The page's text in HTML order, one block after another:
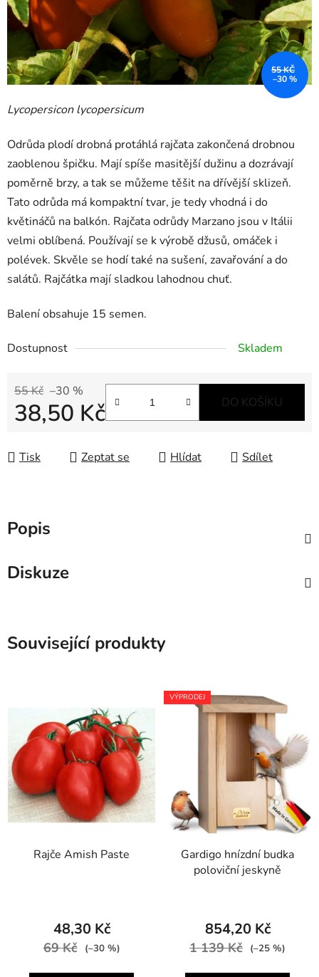
Lycopersicon lycopersicum
Odrůda plodí drobná protáhlá rajčata zakončená drobnou
zaoblenou špičku. Mají spíše masitější dužinu a dozrávají
poměrně brzy, a tak se můžeme těšit na dřívější sklizeň.
Tato odrůda má kompaktní tvar, je tedy vhodná i do
květináčů na balkón. Rajčata odrůdy Marzano jsou v Itálii
velmi oblíbená. Používají se k výrobě džusů, omáček i
polévek. Skvěle se hodí také na sušení, zavařování a do
salátů. Rajčátka mají sladkou lahodnou chuť.
Balení obsahuje 15 semen.
Dostupnost Skladem
55 Kč –30 %
38,50 Kč DO KOŠÍKU
Tisk Zeptat se Hlídat Sdílet
55 KČ
–30 %
Popis
Diskuze
Související produkty
Rajče Amish Paste
48,30 Kč
69 Kč (–30 %)
VÝPRODEJ
Gardigo hnízdní budka
poloviční jeskyně
854,20 Kč
1 139 Kč (–25 %)